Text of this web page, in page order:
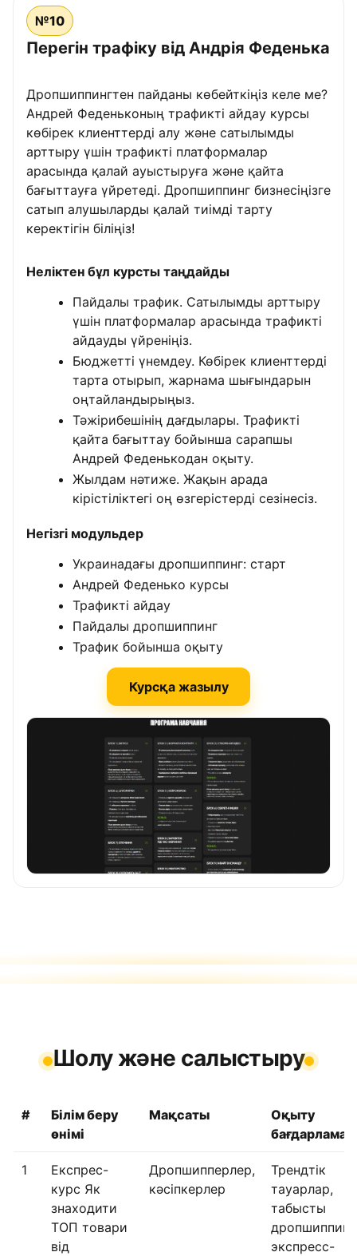
№10
Перегін трафіку від Андрія Феденька
Дропшиппингтен пайданы көбейткіңіз келе ме?
Андрей Феденьконың трафикті айдау курсы
көбірек клиенттерді алу және сатылымды
арттыру үшін трафикті платформалар
арасында қалай ауыстыруға және қайта
бағыттауға үйретеді. Дропшиппинг бизнесіңізге
сатып алушыларды қалай тиімді тарту
керектігін біліңіз!
Неліктен бұл курсты таңдайды
Пайдалы трафик. Сатылымды арттыру
үшін платформалар арасында трафикті
айдауды үйреніңіз.
Бюджетті үнемдеу. Көбірек клиенттерді
тарта отырып, жарнама шығындарын
оңтайландырыңыз.
Тәжірибешінің дағдылары. Трафикті
қайта бағыттау бойынша сарапшы
Андрей Феденькодан оқыту.
Жылдам нәтиже. Жақын арада
кірістіліктегі оң өзгерістерді сезінесіз.
Негізгі модульдер
Украинадағы дропшиппинг: старт
Андрей Феденько курсы
Трафикті айдау
Пайдалы дропшиппинг
Трафик бойынша оқыту
Курсқа жазылу
Шолу және салыстыру
#
Білім беру
өнімі
Мақсаты
Оқыту
1
Експрес-
курс Як
знаходити
ТОП товари
від
Дропшипперлер,
кәсіпкерлер
Трендтік
тауарлар,
табысты
дропшиппинг,
экспресс-